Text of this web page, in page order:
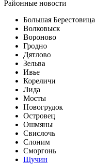
Районные новости
Большая Берестовица
Волковыск
Вороново
Гродно
Дятлово
Зельва
Ивье
Кореличи
Лида
Мосты
Новогрудок
Островец
Ошмяны
Свислочь
Слоним
Сморгонь
Щучин